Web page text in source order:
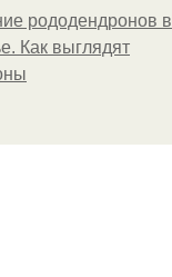
рододендронов в
Как выглядят